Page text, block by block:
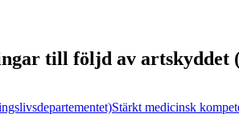
till följd av artskyddet
Stärkt medicinsk